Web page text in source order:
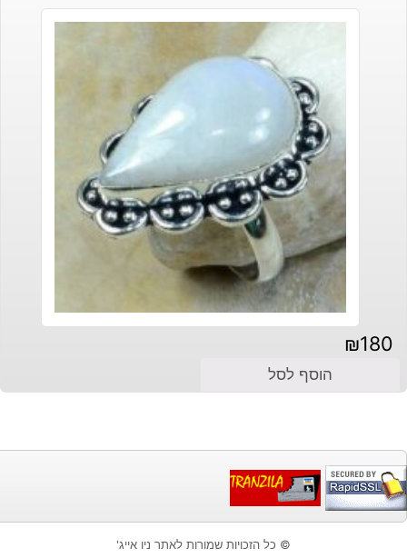
₪180
הוסף לסל
© כל הזכויות שמורות לאתר ניו אייג'